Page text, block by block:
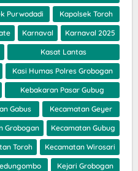
Purwodadi Kapolsek Toroh
Karnaval Karnaval 2025
Kasat Lantas
Kasi Humas Polres Grobogan
Kebakaran Pasar Gubug
Gabus Kecamatan Geyer
Grobogan Kecamatan Gubug
Toroh Kecamatan Wirosari
Kejari Grobogan